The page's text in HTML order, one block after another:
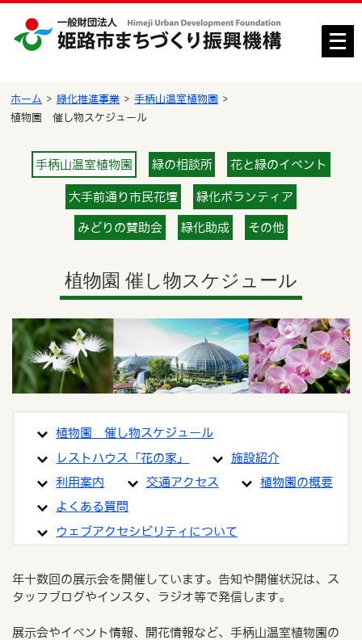
メ
ニ
ホーム 緑化推進事業
手柄山温室植物園
植物園 催し物スケジュール
手柄山温室植物園 緑の相談所 花と緑のイベント
大手前通り市民花壇 緑化ボランティア
みどりの賛助会 緑化助成 その他
植物園 催し物スケジュール
植物園 催し物スケジュール
レストハウス「花の家」 施設紹介
利用案内 交通アクセス 植物園の概要
よくある質問
ウェブアクセシビリティについて
年十数回の展示会を開催しています。告知や開催状況は、ス
タッフブログやインスタ、ラジオ等で発信します。
展示会やイベント情報、開花情報など、手柄山温室植物園の